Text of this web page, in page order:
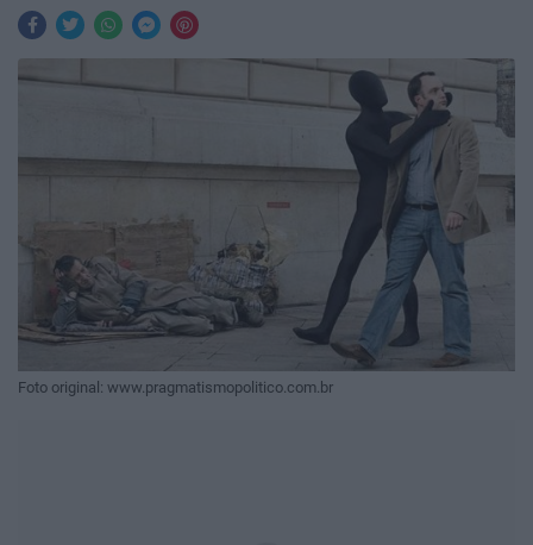
Foto original: www.pragmatismopolitico.com.br